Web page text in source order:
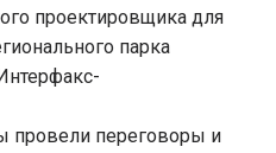
проектировщика для
парка
провели переговоры и